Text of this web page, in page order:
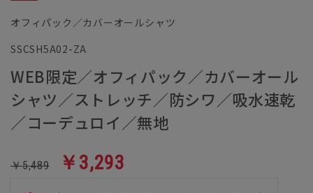
オフィパック／カバーオールシャツ
SSCSH5A02-ZA
WEB限定／オフィパック／カバーオール
シャツ／ストレッチ／防シワ／吸水速乾
／コーデュロイ／無地
￥5,489 ￥3,293